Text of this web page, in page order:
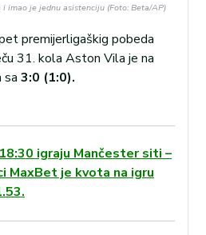
imao je jednu asistenciju (Foto: Beta/AP)
premijerligaškig pobeda
31. kola Aston Vila je na
sa 3:0 (1:0).
18:30 igraju Mančester siti –
MaxBet je kvota na igru